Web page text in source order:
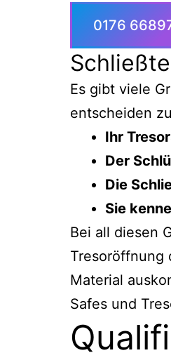
0176
Es gibt viele
entscheiden
Ihr
Der
Die
Sie
Bei all diesen
Tresoröffnung
Material
Safes und